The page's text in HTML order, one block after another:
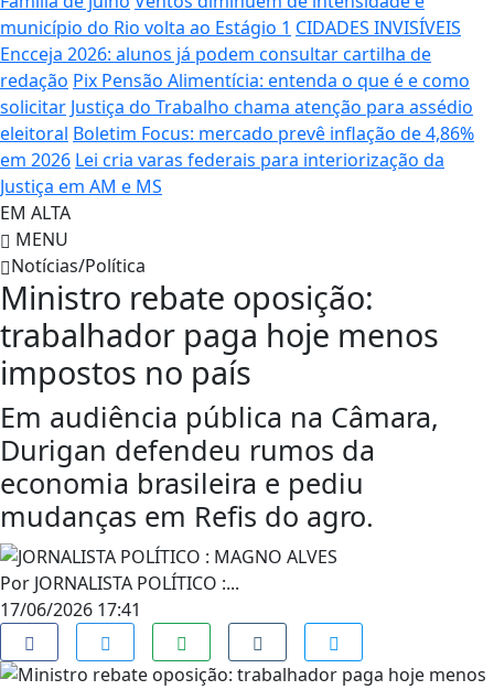
município do Rio volta ao Estágio 1 CIDADES INVISÍVEIS
Encceja 2026: alunos já podem consultar cartilha de
redação Pix Pensão Alimentícia: entenda o que é e como
solicitar Justiça do Trabalho chama atenção para assédio
eleitoral Boletim Focus: mercado prevê inflação de 4,86%
em 2026 Lei cria varas federais para interiorização da
Justiça em AM e MS
EM ALTA
MENU
Notícias/Política
Ministro rebate oposição:
trabalhador paga hoje menos
impostos no país
Em audiência pública na Câmara,
Durigan defendeu rumos da
economia brasileira e pediu
mudanças em Refis do agro.
Por JORNALISTA POLÍTICO :...
17/06/2026 17:41